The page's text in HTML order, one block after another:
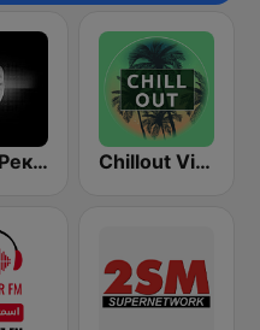
Радио Рекорд Hardstyle (Radio Record Hardstyle) Chillout Vibes